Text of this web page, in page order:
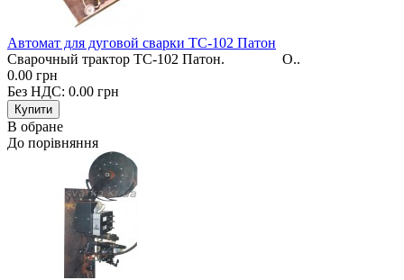
Автомат для дуговой сварки ТС-102 Патон
Сварочный трактор ТС-102 Патон. О..
0.00 грн
Без НДС: 0.00 грн
В обране
До порівняння